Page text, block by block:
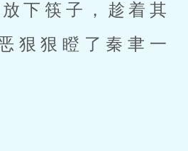
下筷子，趁着其
狠狠瞪了秦聿一